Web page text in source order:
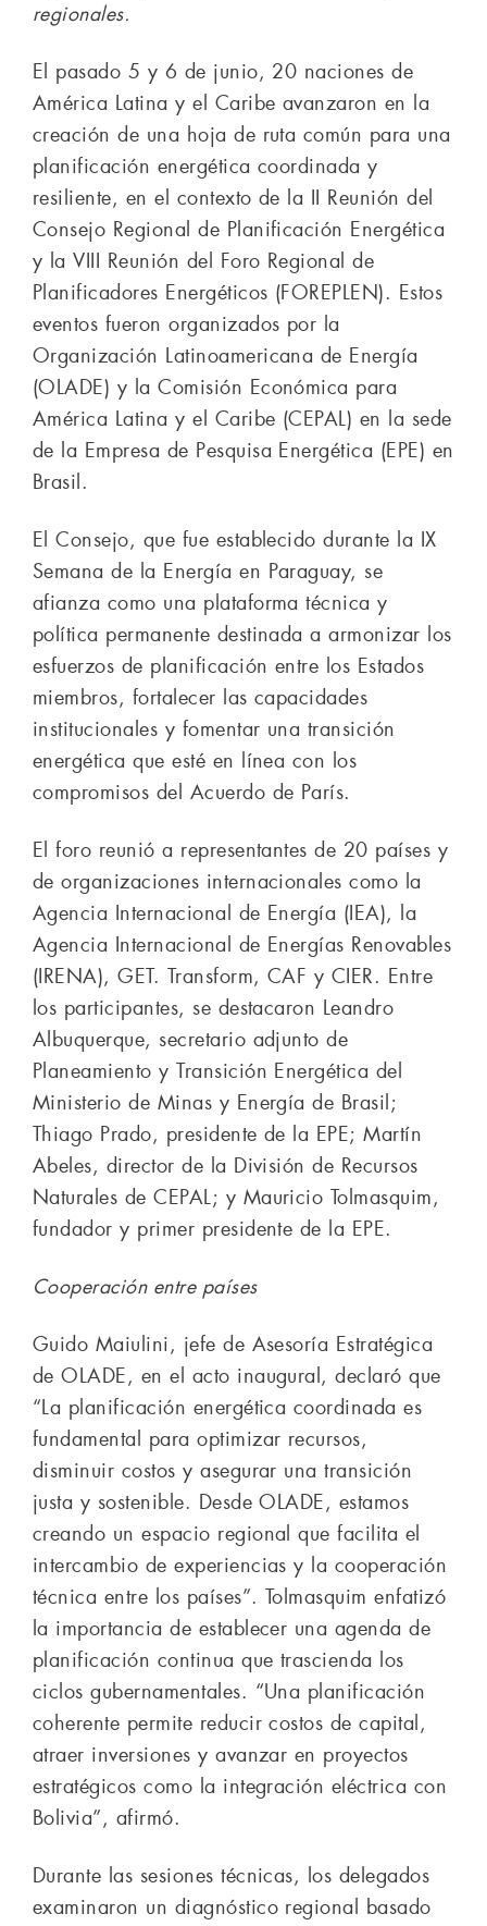
regionales.
El pasado 5 y 6 de junio, 20 naciones de
América Latina y el Caribe avanzaron en la
creación de una hoja de ruta común para una
planificación energética coordinada y
resiliente, en el contexto de la II Reunión del
Consejo Regional de Planificación Energética
y la VIII Reunión del Foro Regional de
Planificadores Energéticos (FOREPLEN). Estos
eventos fueron organizados por la
Organización Latinoamericana de Energía
(OLADE) y la Comisión Económica para
América Latina y el Caribe (CEPAL) en la sede
de la Empresa de Pesquisa Energética (EPE) en
Brasil.
El Consejo, que fue establecido durante la IX
Semana de la Energía en Paraguay, se
afianza como una plataforma técnica y
política permanente destinada a armonizar los
esfuerzos de planificación entre los Estados
miembros, fortalecer las capacidades
institucionales y fomentar una transición
energética que esté en línea con los
compromisos del Acuerdo de París.
El foro reunió a representantes de 20 países y
de organizaciones internacionales como la
Agencia Internacional de Energía (IEA), la
Agencia Internacional de Energías Renovables
(IRENA), GET. Transform, CAF y CIER. Entre
los participantes, se destacaron Leandro
Albuquerque, secretario adjunto de
Planeamiento y Transición Energética del
Ministerio de Minas y Energía de Brasil;
Thiago Prado, presidente de la EPE; Martín
Abeles, director de la División de Recursos
Naturales de CEPAL; y Mauricio Tolmasquim,
fundador y primer presidente de la EPE.
Cooperación entre países
Guido Maiulini, jefe de Asesoría Estratégica
de OLADE, en el acto inaugural, declaró que
“La planificación energética coordinada es
fundamental para optimizar recursos,
disminuir costos y asegurar una transición
justa y sostenible. Desde OLADE, estamos
creando un espacio regional que facilita el
intercambio de experiencias y la cooperación
técnica entre los países”. Tolmasquim enfatizó
la importancia de establecer una agenda de
planificación continua que trascienda los
ciclos gubernamentales. “Una planificación
coherente permite reducir costos de capital,
atraer inversiones y avanzar en proyectos
estratégicos como la integración eléctrica con
Bolivia”, afirmó.
Durante las sesiones técnicas, los delegados
examinaron un diagnóstico regional basado